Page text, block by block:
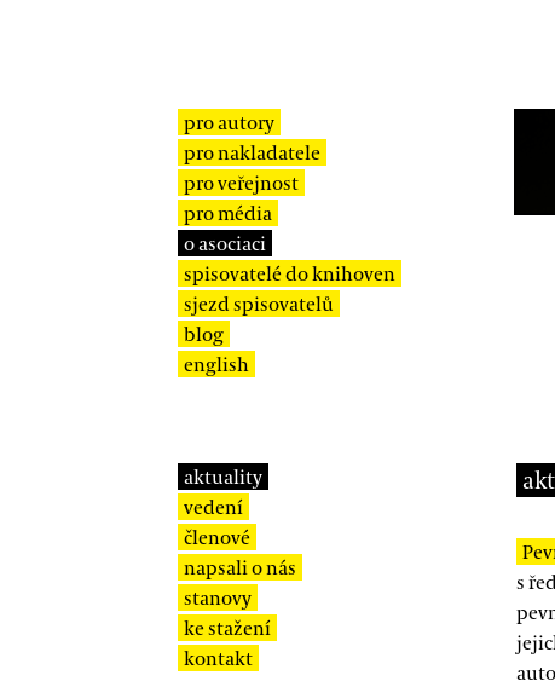
pro autory
pro nakladatele
pro veřejnost
pro média
o asociaci
spisovatelé do knihoven
sjezd spisovatelů
blog
english
aktuality
vedení
členové
napsali o nás
stanovy
ke stažení
kontakt
s